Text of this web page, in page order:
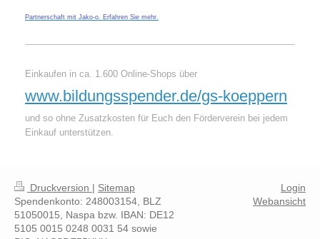
Partnerschaft mit Jako-o. Erfahren Sie mehr
Einkaufen in ca. 1.600 Online-Shops über
www.bildungsspender.de/gs-koeppern
und so ohne Zusatzkosten für Euch den Förderverein bei jedem
Einkauf unterstützen.
Druckversion | Sitemap
Spendenkonto: 248003154, BLZ
51050015, Naspa bzw. IBAN: DE12
5105 0015 0248 0031 54 sowie
Login
Webansicht